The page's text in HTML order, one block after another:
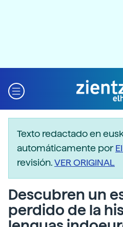
Texto redactado en
automáticamente por
revisión.VER ORIGINAL
Descubren un
perdido de la